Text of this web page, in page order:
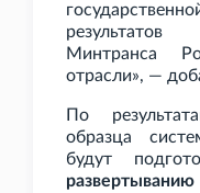
Минтранса
отрасли», —
По
образца
будут